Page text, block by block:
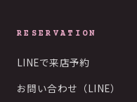
RESERVATION
LINEで来店予約
お問い合わせ（LINE）